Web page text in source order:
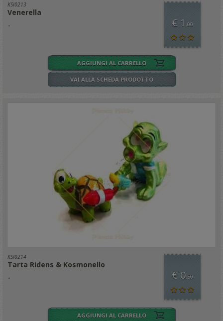
KSI0213
Venerella
.. € 1 ,00
AGGIUNGI AL CARRELLO
VAI ALLA SCHEDA PRODOTTO
KSI0214
Tarta Ridens & Kosmonello
.. € 0,50
AGGIUNGI AL CARRELLO